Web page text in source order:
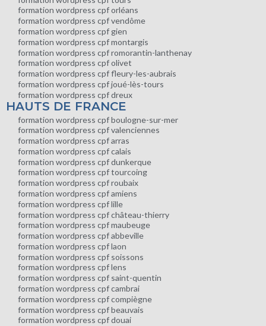
formation wordpress cpf orléans
formation wordpress cpf vendôme
formation wordpress cpf gien
formation wordpress cpf montargis
formation wordpress cpf romorantin-lanthenay
formation wordpress cpf olivet
formation wordpress cpf fleury-les-aubrais
formation wordpress cpf joué-lès-tours
formation wordpress cpf dreux
HAUTS DE FRANCE
formation wordpress cpf boulogne-sur-mer
formation wordpress cpf valenciennes
formation wordpress cpf arras
formation wordpress cpf calais
formation wordpress cpf dunkerque
formation wordpress cpf tourcoing
formation wordpress cpf roubaix
formation wordpress cpf amiens
formation wordpress cpf lille
formation wordpress cpf château-thierry
formation wordpress cpf maubeuge
formation wordpress cpf abbeville
formation wordpress cpf laon
formation wordpress cpf soissons
formation wordpress cpf lens
formation wordpress cpf saint-quentin
formation wordpress cpf cambrai
formation wordpress cpf compiègne
formation wordpress cpf beauvais
formation wordpress cpf douai